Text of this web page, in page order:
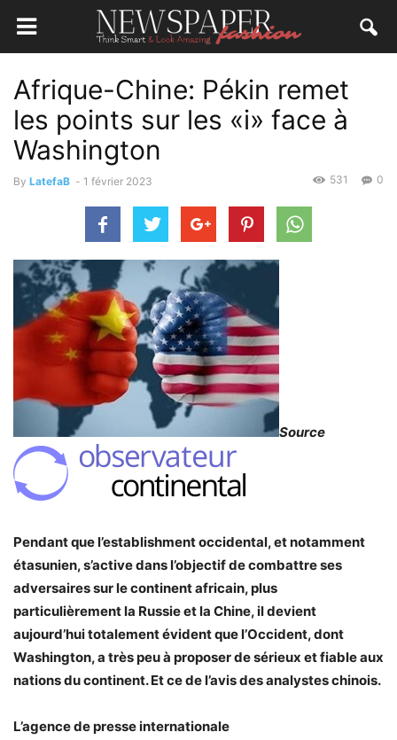
Afrique-Chine: Pékin remet
les points sur les «i» face à
Washington
By LatefaB - 1 février 2023 0
531
Source
Pendant que l’establishment occidental, et notamment
étasunien, s’active dans l’objectif de combattre ses
adversaires sur le continent africain, plus
particulièrement la Russie et la Chine, il devient
aujourd’hui totalement évident que l’Occident, dont
Washington, a très peu à proposer de sérieux et fiable aux
nations du continent. Et ce de l’avis des analystes chinois.
L’agence de presse internationale